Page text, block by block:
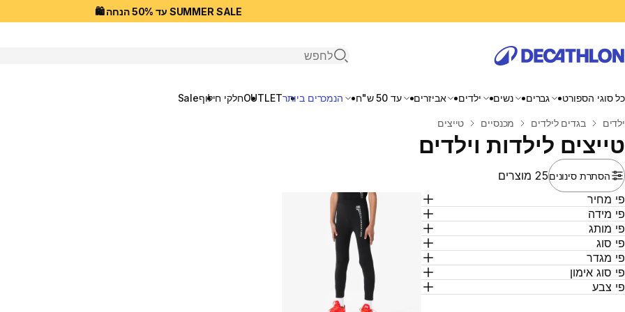
SUMMER SALE עד 50% הנחה 🛍️
פתיחת חיפוש
כל סוגי הספורט גברים נשים ילדים אביזרים עד 50 ש"ח הנמכרים ביותרOUTLETחלקי חילוףSale
בית
ילדים בגדים לילדים מכנסיים טייצים
טייצים לילדות וילדים
הסתרת סינונים25 מוצרים
מחיר
מידה
מותג
סוג
מגדר
סוג אימון
צבע